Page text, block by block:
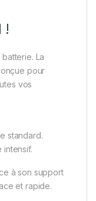
!
La
pour
vos
standard.
intensif.
à son support
et rapide.